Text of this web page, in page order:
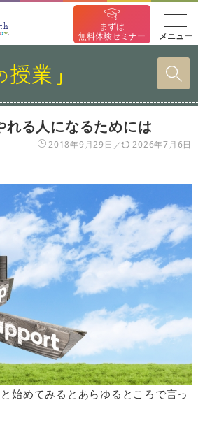
まずは
無料体験セミナー
メニュー
れる人になるためには
2018年9月29日
2026年7月6日
始めてみるとあらゆるところで言っ